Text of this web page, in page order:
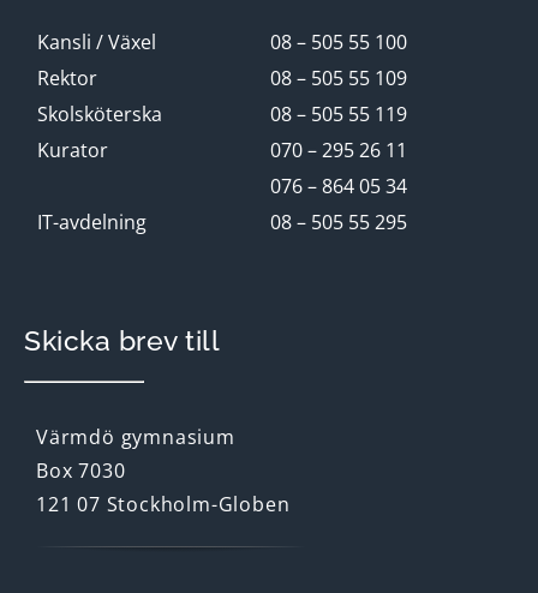
Kansli / Växel
08 – 505 55 100
Rektor
08 – 505 55 109
Skolsköterska
08 – 505 55 119
Kurator
070 – 295 26 11
076 – 864 05 34
IT-avdelning
08 – 505 55 295
Skicka brev till
Värmdö gymnasium
Box 7030
121 07 Stockholm-Globen